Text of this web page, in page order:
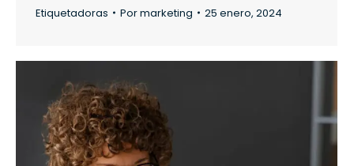
Etiquetadoras Pormarketing 25 enero, 2024